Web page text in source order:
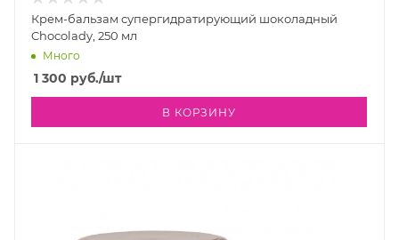
Крем-бальзам супергидратирующий шоколадный
Chocolady, 250 мл
Много
1 300 руб./шт
В КОРЗИНУ